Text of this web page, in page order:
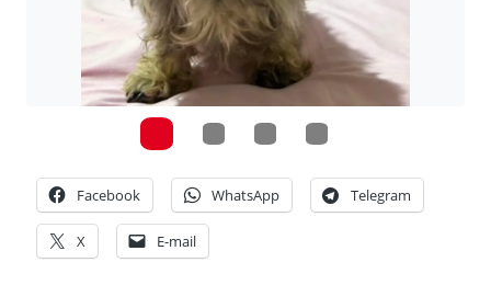
Facebook WhatsApp Telegram
X E-mail